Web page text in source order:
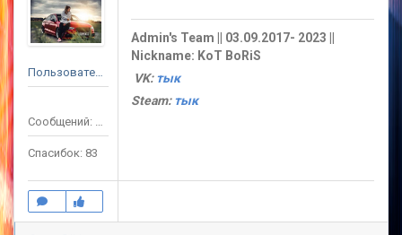
Пользователь
Сообщений: 119
Спасибок: 83
Admin's Team || 03.09.2017- 2023 ||
Nickname: KoT BoRiS
VK: тык
Steam:тык